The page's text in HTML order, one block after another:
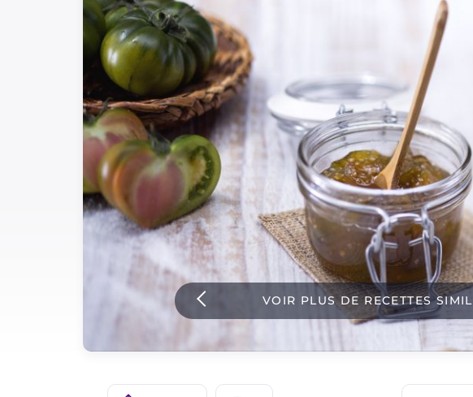
Boissons et rafraîchissements
Accompagnement
Pizzas et focaccia
Gateaux et patisserie
Dernieres recettes
VOIR PLUS DE RECETTES